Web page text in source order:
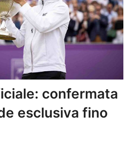
confermata
esclusiva fino